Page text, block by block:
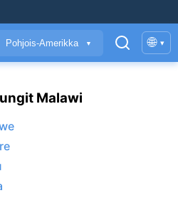
Pohjois-Amerikka ▼ 🌐 ▾
Malawi